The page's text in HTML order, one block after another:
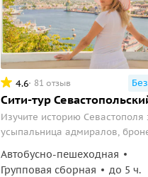
4.6 81 отзыв
Сити-тур
Изучите историю Севастополя
усыпальница адмиралов,
Автобусно-пешеходная
Групповая сборная
до 5 ч.